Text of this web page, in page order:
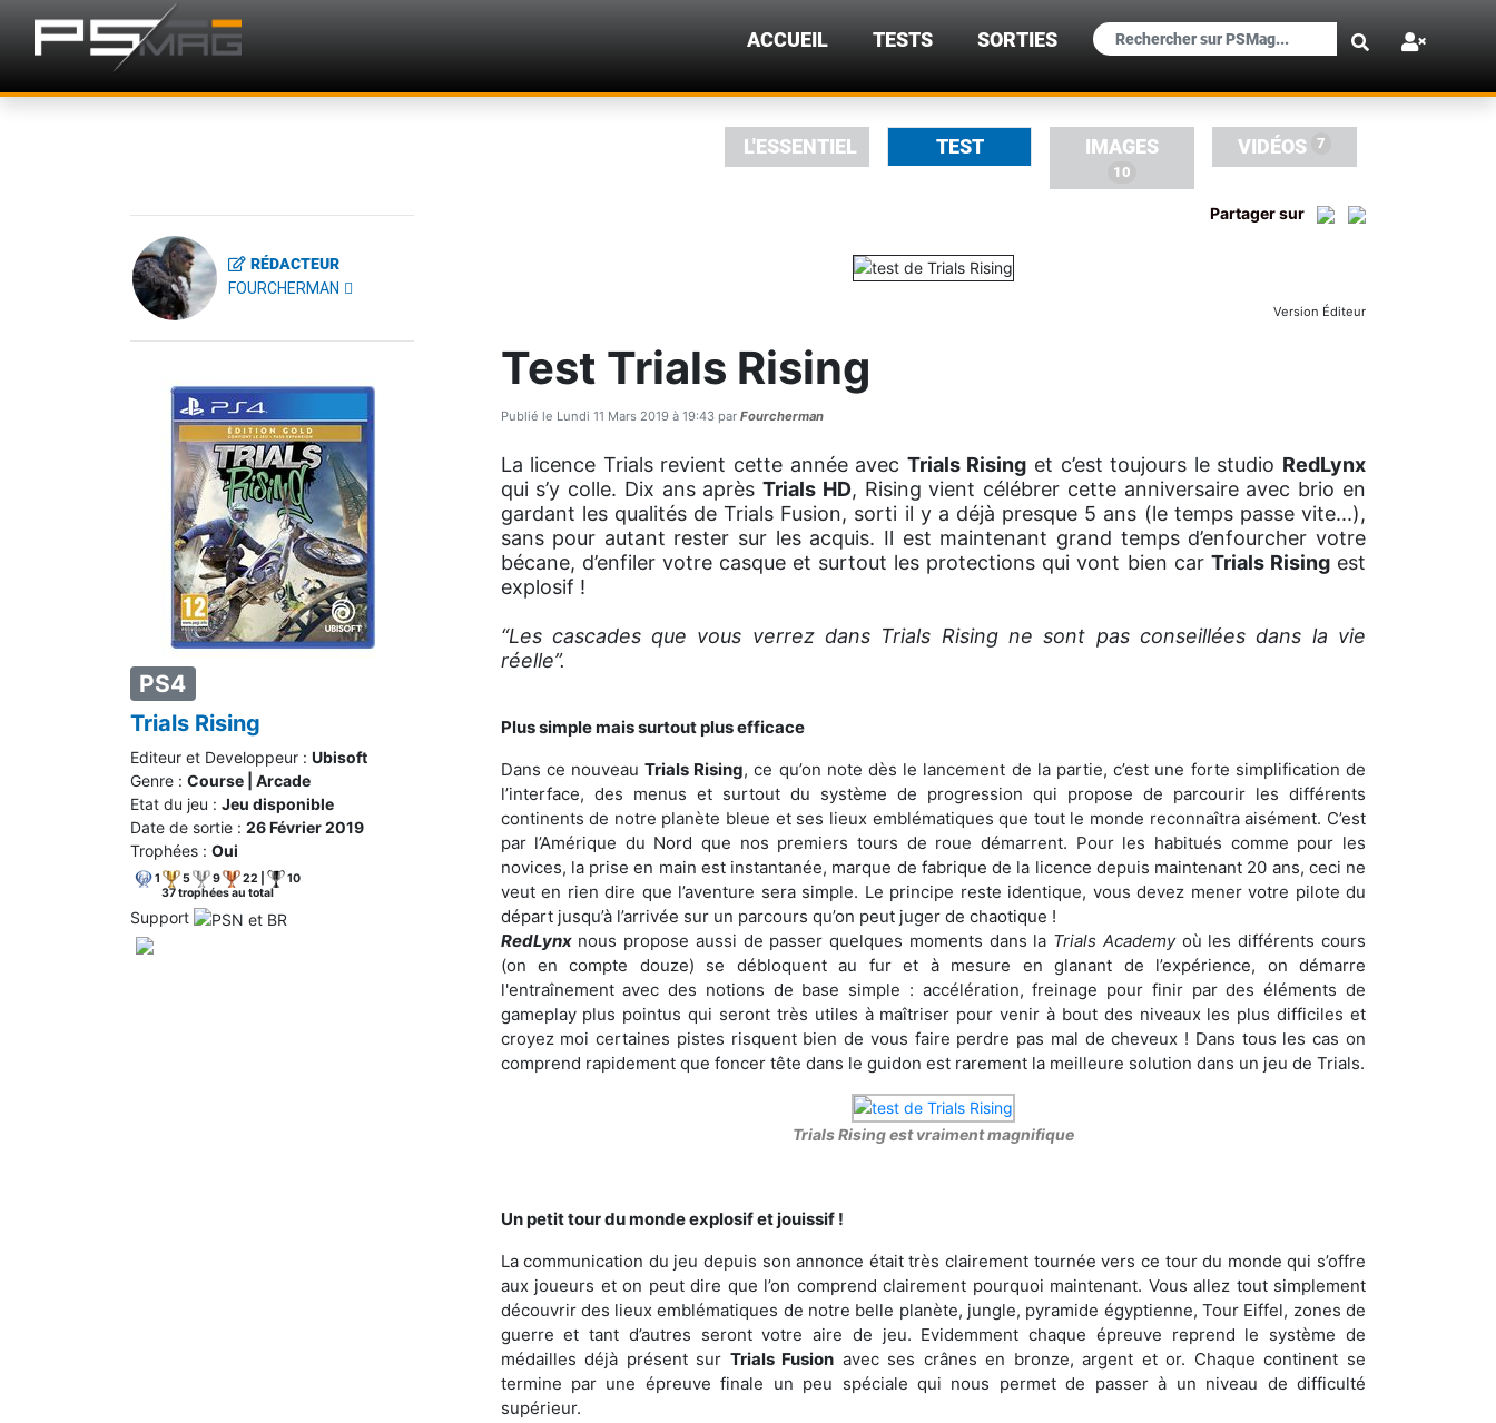
×
ACCUEIL TESTS SORTIES
L'ESSENTIEL TEST IMAGES
10
VIDÉOS 7
RÉDACTEUR
FOURCHERMAN
PS4
Trials Rising
Editeur et Developpeur : Ubisoft
Genre : Course | Arcade
Etat du jeu : Jeu disponible
Date de sortie : 26 Février 2019
Trophées : Oui
1 5 9 22 |
10
37 trophées au total
Support
Partager sur
Version Éditeur
Test Trials Rising
Publié le Lundi 11 Mars 2019 à 19:43 par Fourcherman
La licence Trials revient cette année avec Trials Rising et c’est toujours le studio RedLynx
qui s’y colle. Dix ans aprèsTrials HD, Rising vient célébrer cette anniversaire avec brio en
gardant les qualités de Trials Fusion, sorti il y a déjà presque 5 ans (le temps passe vite...),
sans pour autant rester sur les acquis. Il est maintenant grand temps d’enfourcher votre
bécane, d’enfiler votre casque et surtout les protections qui vont bien car Trials Risingest
explosif !
“Les cascades que vous verrez dans Trials Rising ne sont pas conseillées dans la vie
réelle”.
Plus simple mais surtout plus efficace
Dans ce nouveauTrials Rising, ce qu’on note dès le lancement de la partie, c’est une forte simplification de
l’interface, des menus et surtout du système de progression qui propose de parcourir les différents
continents de notre planète bleue et ses lieux emblématiques que tout le monde reconnaîtra aisément. C’est
par l’Amérique du Nord que nos premiers tours de roue démarrent. Pour les habitués comme pour les
novices, la prise en main est instantanée, marque de fabrique de la licence depuis maintenant 20 ans, ceci ne
veut en rien dire que l’aventure sera simple. Le principe reste identique, vous devez mener votre pilote du
départ jusqu’à l’arrivée sur un parcours qu’on peut juger de chaotique !
RedLynxnous propose aussi de passer quelques moments dans la Trials Academyoù les différents cours
(on en compte douze) se débloquent au fur et à mesure en glanant de l’expérience, on démarre
l'entraînement avec des notions de base simple : accélération, freinage pour finir par des éléments de
gameplay plus pointus qui seront très utiles à maîtriser pour venir à bout des niveaux les plus difficiles et
croyez moi certaines pistes risquent bien de vous faire perdre pas mal de cheveux ! Dans tous les cas on
comprend rapidement que foncer tête dans le guidon est rarement la meilleure solution dans un jeu de Trials.
Trials Rising est vraiment magnifique
Un petit tour du monde explosif et jouissif !
La communication du jeu depuis son annonce était très clairement tournée vers ce tour du monde qui s’offre
aux joueurs et on peut dire que l’on comprend clairement pourquoi maintenant. Vous allez tout simplement
découvrir des lieux emblématiques de notre belle planète, jungle, pyramide égyptienne, Tour Eiffel, zones de
guerre et tant d’autres seront votre aire de jeu. Evidemment chaque épreuve reprend le système de
médailles déjà présent sur Trials Fusion avec ses crânes en bronze, argent et or. Chaque continent se
termine par une épreuve finale un peu spéciale qui nous permet de passer à un niveau de difficulté
supérieur.